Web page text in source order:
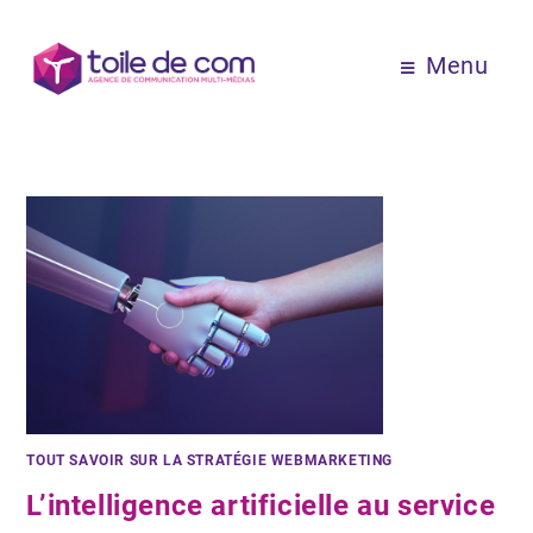
Menu
TOUT SAVOIR SUR LA STRATÉGIE WEBMARKETING
L’intelligence artificielle au service